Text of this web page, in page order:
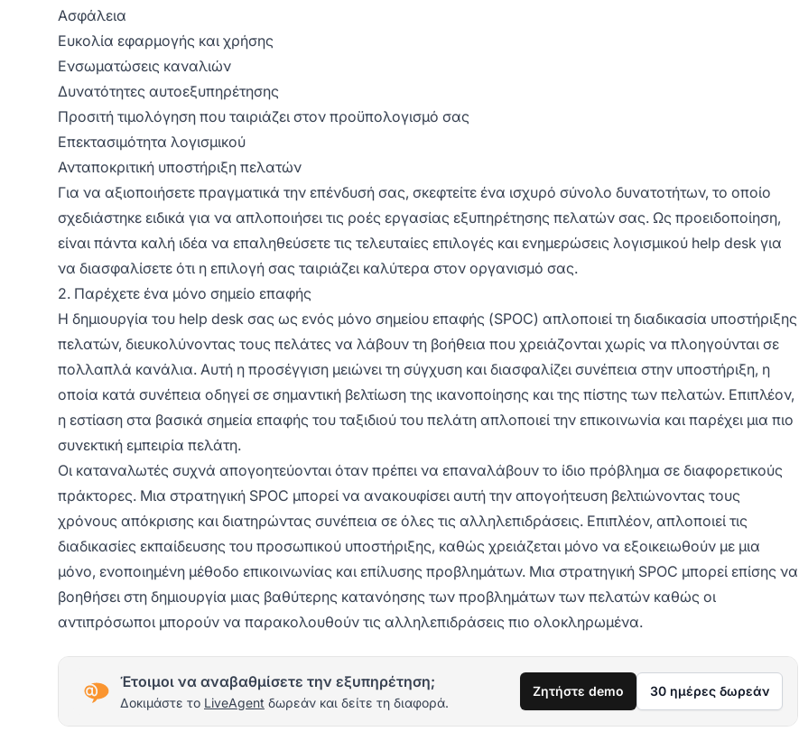
Ασφάλεια
Ευκολία εφαρμογής και χρήσης
Ενσωματώσεις καναλιών
Δυνατότητες αυτοεξυπηρέτησης
Προσιτή τιμολόγηση που ταιριάζει στον προϋπολογισμό σας
Επεκτασιμότητα λογισμικού
Ανταποκριτική υποστήριξη πελατών
Για να αξιοποιήσετε πραγματικά την επένδυσή σας, σκεφτείτε ένα ισχυρό σύνολο δυνατοτήτων, το οποίο
σχεδιάστηκε ειδικά για να απλοποιήσει τις ροές εργασίας εξυπηρέτησης πελατών σας. Ως προειδοποίηση,
είναι πάντα καλή ιδέα να επαληθεύσετε τις τελευταίες επιλογές και ενημερώσεις λογισμικού help desk για
να διασφαλίσετε ότι η επιλογή σας ταιριάζει καλύτερα στον οργανισμό σας.
2. Παρέχετε ένα μόνο σημείο επαφής
Η δημιουργία του help desk σας ως ενός μόνο σημείου επαφής (SPOC) απλοποιεί τη διαδικασία υποστήριξης
πελατών, διευκολύνοντας τους πελάτες να λάβουν τη βοήθεια που χρειάζονται χωρίς να πλοηγούνται σε
πολλαπλά κανάλια. Αυτή η προσέγγιση μειώνει τη σύγχυση και διασφαλίζει συνέπεια στην υποστήριξη, η
οποία κατά συνέπεια οδηγεί σε σημαντική βελτίωση της ικανοποίησης και της πίστης των πελατών. Επιπλέον,
η εστίαση στα βασικά σημεία επαφής του ταξιδιού του πελάτη απλοποιεί την επικοινωνία και παρέχει μια πιο
συνεκτική εμπειρία πελάτη.
Οι καταναλωτές συχνά απογοητεύονται όταν πρέπει να επαναλάβουν το ίδιο πρόβλημα σε διαφορετικούς
πράκτορες. Μια στρατηγική SPOC μπορεί να ανακουφίσει αυτή την απογοήτευση βελτιώνοντας τους
χρόνους απόκρισης και διατηρώντας συνέπεια σε όλες τις αλληλεπιδράσεις. Επιπλέον, απλοποιεί τις
διαδικασίες εκπαίδευσης του προσωπικού υποστήριξης, καθώς χρειάζεται μόνο να εξοικειωθούν με μια
μόνο, ενοποιημένη μέθοδο επικοινωνίας και επίλυσης προβλημάτων. Μια στρατηγική SPOC μπορεί επίσης να
βοηθήσει στη δημιουργία μιας βαθύτερης κατανόησης των προβλημάτων των πελατών καθώς οι
αντιπρόσωποι μπορούν να παρακολουθούν τις αλληλεπιδράσεις πιο ολοκληρωμένα.
Έτοιμοι να αναβαθμίσετε την εξυπηρέτηση;
Δοκιμάστε το LiveAgent δωρεάν και δείτε τη διαφορά.
Ζητήστε demo 30 ημέρες δωρεάν